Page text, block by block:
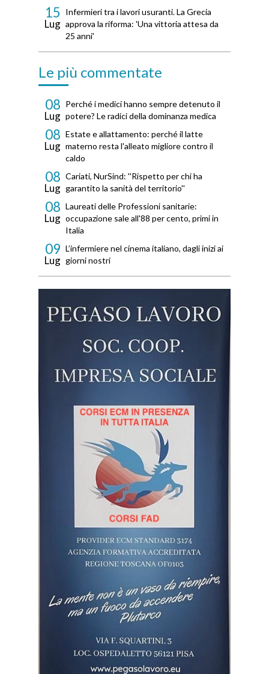
15
Lug
Infermieri tra i lavori usuranti. La Grecia
approva la riforma: 'Una vittoria attesa da
25 anni'
Le più commentate
08
Lug
Perché i medici hanno sempre detenuto il
potere? Le radici della dominanza medica
08
Lug
Estate e allattamento: perché il latte
materno resta l'alleato migliore contro il
caldo
08
Lug
Cariati, NurSind: ''Rispetto per chi ha
garantito la sanità del territorio''
08
Lug
Laureati delle Professioni sanitarie:
occupazione sale all'88 per cento, primi in
Italia
09
Lug
L’infermiere nel cinema italiano, dagli inizi ai
giorni nostri